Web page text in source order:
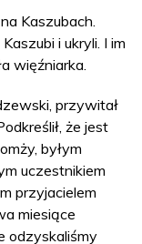
Kaszubach.
i ukryli. I im
więźniarka.
przywitał
że jest
byłym
uczestnikiem
przyjacielem
miesiące
odzyskaliśmy